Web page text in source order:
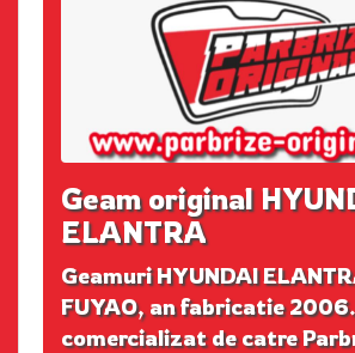
Geam original
ELANTRA
Geamuri HYUNDAI
FUYAO, an fabricatie
comercializat de catre